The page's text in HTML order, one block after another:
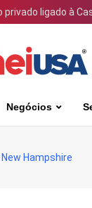
ligado à
Negócios
Hampshire